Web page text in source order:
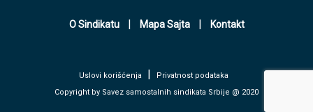
O Sindikatu | Mapa Sajta | Kontakt
Uslovi korišćenja |
Privatnost podataka
Copyright by Savez samostalnih sindikata Srbije @ 2020